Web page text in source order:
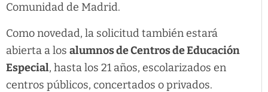
Comunidad de Madrid.
Como novedad, la solicitud también estará
abierta a los alumnos de Centros de Educación
Especial, hasta los 21 años, escolarizados en
centros públicos, concertados o privados.